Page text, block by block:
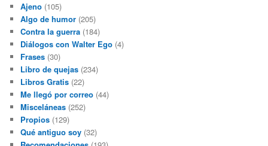
Ajeno (105)
Algo de humor (205)
Contra la guerra (184)
Diálogos con Walter Ego (4)
Frases (30)
Libro de quejas (234)
Libros Gratis (22)
Me llegó por correo (44)
Misceláneas (252)
Propios (129)
Qué antiguo soy (32)